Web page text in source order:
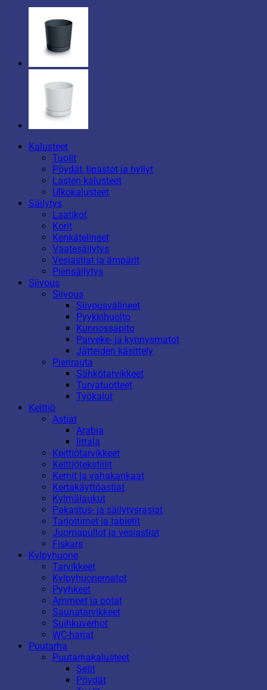
Kalusteet
Tuolit
Pöydät, lipastot ja hyllyt
Lasten kalusteet
Ulkokalusteet
Säilytys
Laatikot
Korit
Kenkätelineet
Vaatesäilytys
Vesiastiat ja ämpärit
Piensäilytys
Siivous
Siivous
Siivousvälineet
Pyykkihuolto
Kunnossapito
Parveke- ja kynnysmatot
Jätteiden käsittely
Pienrauta
Sähkötarvikkeet
Turvatuotteet
Työkalut
Keittiö
Astiat
Arabia
Iittala
Keittiötarvikkeet
Keittiötekstiilit
Kernit ja vahakankaat
Kertakäyttöastiat
Kylmälaukut
Pakastus- ja säilytysrasiat
Tarjottimet ja tabletit
Juomapullot ja vesiastiat
Fiskars
Kylpyhuone
Tarvikkeet
Kylpyhuonematot
Pyyhkeet
Ammeet ja potat
Saunatarvikkeet
Suihkuverhot
WC-harjat
Puutarha
Puutarhakalusteet
Setit
Pöydät